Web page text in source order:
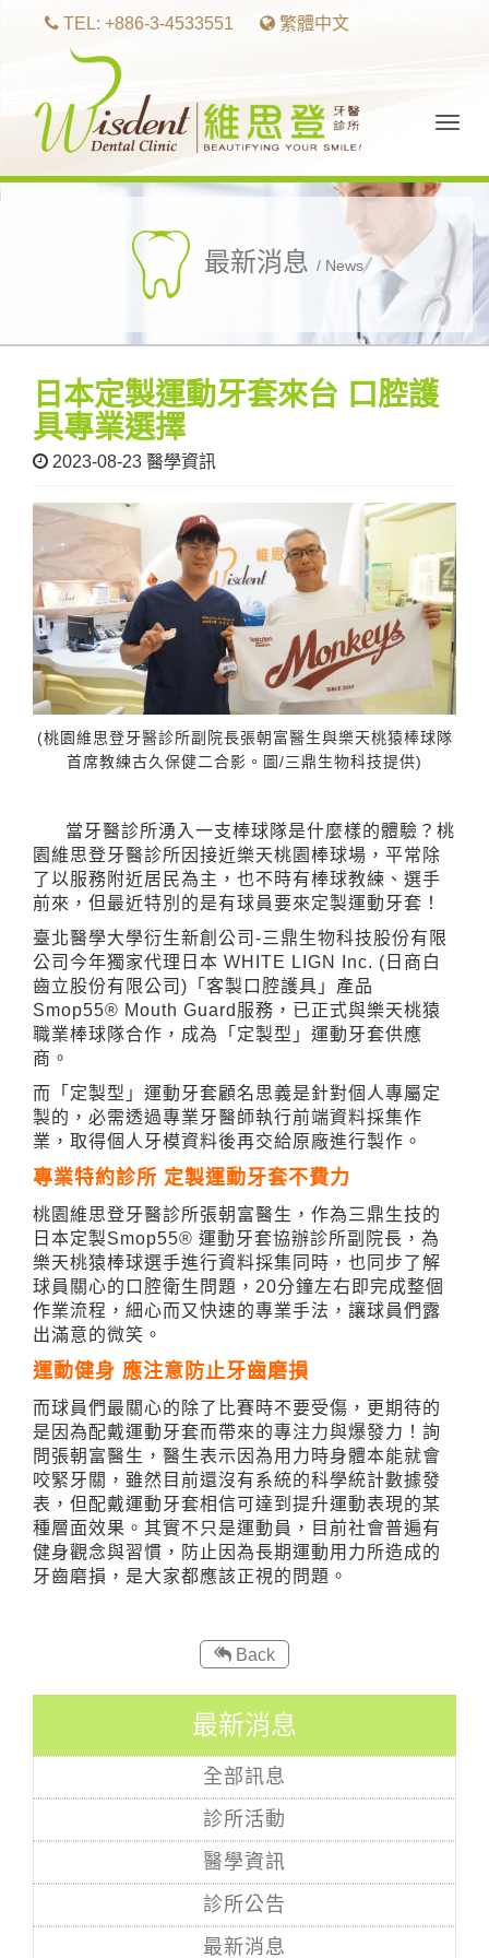
TEL: +886-3-4533551 繁體中文
最新消息 / News
日本定製運動牙套來台 口腔護
具專業選擇
2023-08-23 醫學資訊
(桃園維思登牙醫診所副院長張朝富醫生與樂天桃猿棒球隊
首席教練古久保健二合影。圖/三鼎生物科技提供)
當牙醫診所湧入一支棒球隊是什麼樣的體驗？桃
園維思登牙醫診所因接近樂天桃園棒球場，平常除
了以服務附近居民為主，也不時有棒球教練、選手
前來，但最近特別的是有球員要來定製運動牙套！
臺北醫學大學衍生新創公司-三鼎生物科技股份有限
公司今年獨家代理日本 WHITE LIGN Inc. (日商白
齒立股份有限公司)「客製口腔護具」產品
Smop55® Mouth Guard服務，已正式與樂天桃猿
職業棒球隊合作，成為「定製型」運動牙套供應
商。
而「定製型」運動牙套顧名思義是針對個人專屬定
製的，必需透過專業牙醫師執行前端資料採集作
業，取得個人牙模資料後再交給原廠進行製作。
專業特約診所 定製運動牙套不費力
桃園維思登牙醫診所張朝富醫生，作為三鼎生技的
日本定製Smop55® 運動牙套協辦診所副院長，為
樂天桃猿棒球選手進行資料採集同時，也同步了解
球員關心的口腔衛生問題，20分鐘左右即完成整個
作業流程，細心而又快速的專業手法，讓球員們露
出滿意的微笑。
運動健身 應注意防止牙齒磨損
而球員們最關心的除了比賽時不要受傷，更期待的
是因為配戴運動牙套而帶來的專注力與爆發力！詢
問張朝富醫生，醫生表示因為用力時身體本能就會
咬緊牙關，雖然目前還沒有系統的科學統計數據發
表，但配戴運動牙套相信可達到提升運動表現的某
種層面效果。其實不只是運動員，目前社會普遍有
健身觀念與習慣，防止因為長期運動用力所造成的
牙齒磨損，是大家都應該正視的問題。
Back
最新消息
全部訊息
診所活動
醫學資訊
診所公告
最新消息